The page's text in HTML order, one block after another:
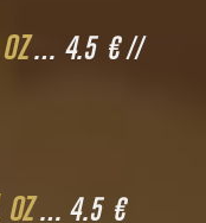
… 4.5 € //
oz… 4.5 €